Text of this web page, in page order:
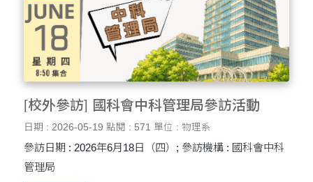
[校外參訪] 國科會中科管理局參訪活動
日期 : 2026-05-19 點閱 : 571 單位 : 物理系
參訪日期 : 2026年6月18日（四）; 參訪機構 : 國科會中科
管理局